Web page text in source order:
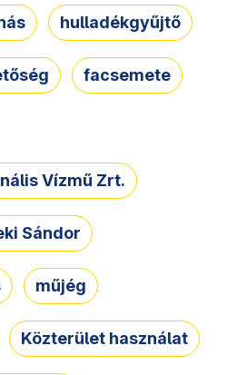
hulladékgyűjtő
facsemete
Vízmű Zrt.
Sándor
műjég
Közterület használat